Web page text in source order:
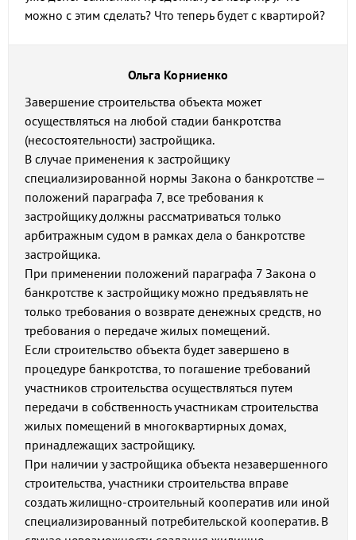
можно с этим сделать? Что теперь будет с квартирой?
Ольга Корниенко
Завершение строительства объекта может
осуществляться на любой стадии банкротства
(несостоятельности) застройщика.
В случае применения к застройщику
специализированной нормы Закона о банкротстве –
положений параграфа 7, все требования к
застройщику должны рассматриваться только
арбитражным судом в рамках дела о банкротстве
застройщика.
При применении положений параграфа 7 Закона о
банкротстве к застройщику можно предъявлять не
только требования о возврате денежных средств, но
требования о передаче жилых помещений.
Если строительство объекта будет завершено в
процедуре банкротства, то погашение требований
участников строительства осуществляться путем
передачи в собственность участникам строительства
жилых помещений в многоквартирных домах,
принадлежащих застройщику.
При наличии у застройщика объекта незавершенного
строительства, участники строительства вправе
создать жилищно-строительный кооператив или иной
специализированный потребительской кооператив. В